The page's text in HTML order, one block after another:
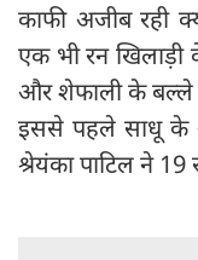
काफी अजीब रही
एक भी रन खिलाड़ी
और शेफाली के बल्ले
इससे पहले साधू के
श्रेयंका पाटिल ने